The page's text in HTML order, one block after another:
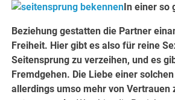
In einer so
Beziehung gestatten die Partner
Freiheit. Hier gibt es also für reine
Seitensprung zu verzeihen, und es
Fremdgehen. Die Liebe einer
allerdings umso mehr von Vertrauen